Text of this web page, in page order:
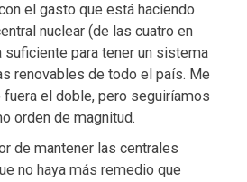
el gasto que está haciendo
nuclear (de las cuatro en
suficiente para tener un sistema
renovables de todo el país. Me
el doble, pero seguiríamos
orden de magnitud.
de mantener las centrales
no haya más remedio que